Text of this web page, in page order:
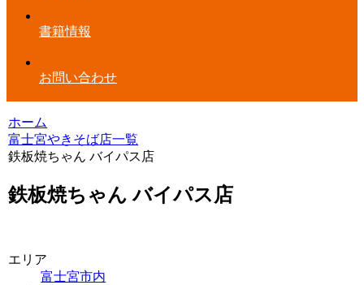
書籍情報
お問い合わせ
ホーム
富士宮やきそば店一覧
鉄板焼ちゃん バイパス店
鉄板焼ちゃん バイパス店
エリア
富士宮市内